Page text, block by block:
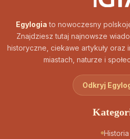
Egylogia to nowoczesny
Znajdziesz tutaj najnowsze
historyczne, ciekawe artykuły oraz
miastach, naturze i
Odkryj
Historia